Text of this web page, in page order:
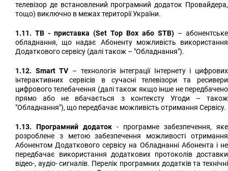
телевізор де встановлений програмний додаток Провайдера,
тощо) виключно в межах території України.
1.11. ТВ - приставка (Set Top Box або STB) – абонентське
обладнання, що надає Абоненту можливість використання
Додаткового сервісу (далі також – "Обладнання").
1.12. Smart TV – технологія інтеграції Інтернету і цифрових
інтерактивних сервісів в сучасні телевізори та ресивери
цифрового телебачення (далі також якщо інше не передбачено
прямо або не вбачається з контексту Угоди – також
"Обладнання"), що передбачає можливість отримання Сервісу.
1.13. Програмний додаток - програмне забезпечення, яке
розроблене з метою забезпечення можливості отримання
Абонентом Додаткового сервісу на Обладнанні Абонента і не
передбачає використання додаткових протоколів доставки
відео-, аудіо- сигналів. Перелік програмних додатків та технічні